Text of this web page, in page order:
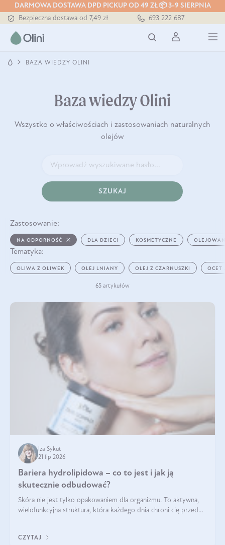
DARMOWA DOSTAWA DPD PICKUP OD 49 ZŁ 📦 3-9 SIERPNIA
Bezpieczna dostawa od 7,49 zł
Darmowa dostawa od 199 zł
Tłoczony zawsze na zimno
693 222 687
BAZA WIEDZY OLINI
Baza wiedzy Olini
Wszystko o właściwościach i zastosowaniach naturalnych
olejów
SZUKAJ
Zastosowanie:
NA ODPORNOŚĆ DLA DZIECI KOSMETYCZNE
Tematyka:
OLIWA Z OLIWEK OLEJ LNIANY OLEJ Z CZARNUSZKI OCET
65 artykułów
Iza Sykut
21 lip 2026
Bariera hydrolipidowa – co to jest i jak ją
skutecznie odbudować?
Skóra nie jest tylko opakowaniem dla organizmu. To aktywna,
wielofunkcyjna struktura, która każdego dnia chroni cię przed
bariera hydrolipidowa.
CZYTAJ